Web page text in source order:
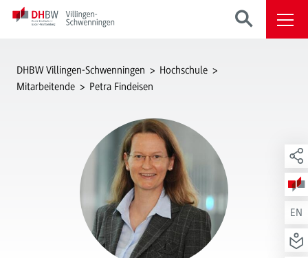
EN
DHBW Villingen-Schwenningen
Hochschule
Mitarbeitende
Petra Findeisen